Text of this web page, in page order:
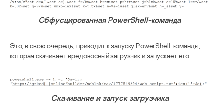
Обфусцированная PowerShell-команда
Это, в свою очередь, приводит к запуску PowerShell-команды,
которая скачивает вредоносный загрузчик и запускает его:
Скачивание и запуск загрузчика